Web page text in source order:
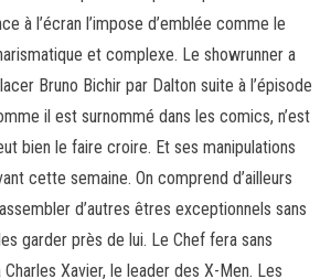
à l’écran l’impose d’emblée comme le
et complexe. Le showrunner a
Bruno Bichir par Dalton suite à l’épisode
il est surnommé dans les comics, n’est
bien le faire croire. Et ses manipulations
cette semaine. On comprend d’ailleurs
d’autres êtres exceptionnels sans
garder près de lui. Le Chef fera sans
Xavier, le leader des X-Men. Les